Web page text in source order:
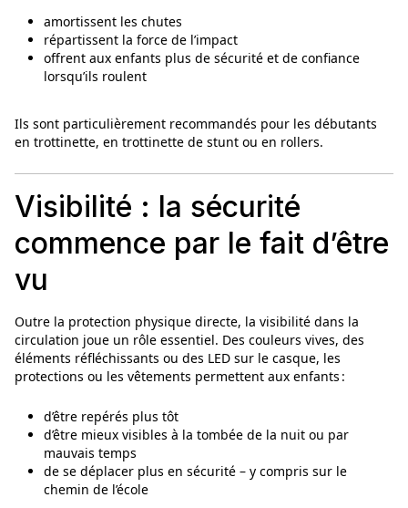
amortissent les chutes
répartissent la force de l’impact
offrent aux enfants plus de sécurité et de confiance
lorsqu’ils roulent
Ils sont particulièrement recommandés pour les débutants
en trottinette, en trottinette de stunt ou en rollers.
Visibilité : la sécurité
commence par le fait d’être
vu
Outre la protection physique directe, la visibilité dans la
circulation joue un rôle essentiel. Des couleurs vives, des
éléments réfléchissants ou des LED sur le casque, les
protections ou les vêtements permettent aux enfants :
d’être repérés plus tôt
d’être mieux visibles à la tombée de la nuit ou par
mauvais temps
de se déplacer plus en sécurité – y compris sur le
chemin de l’école